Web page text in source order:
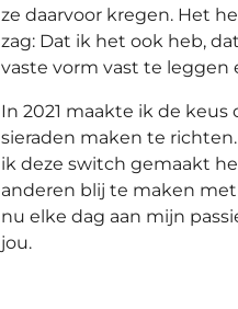
ze daarvoor kregen. Het
zag: Dat ik het ook heb,
vaste vorm vast te leggen
In 2021 maakte ik de
sieraden maken te
ik deze switch gemaakt
anderen blij te maken
nu elke dag aan mijn
jou.